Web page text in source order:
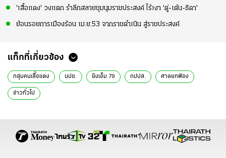
'เสื้อแดง' วงแตก รำลึกสลายชุมนุมราชประสงค์ ไร้เงา 'ตู่-เต้น-ธิดา'
ย้อนรอยการเมืองร้อน เม.ย.53 จากราชดำเนิน สู่ราชประสงค์
แท็กที่เกี่ยวข้อง
กลุ่มคนเสื้อแดง นปช. ยิงเอ็ม 79 กปปส. ศาลยกฟ้อง
ข่าวทั่วไป